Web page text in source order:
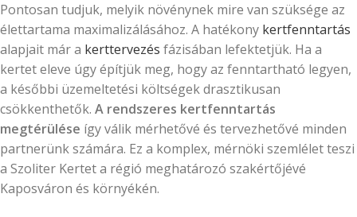
Pontosan tudjuk, melyik növénynek mire van szüksége az
élettartama maximalizálásához. A hatékony kertfenntartás
alapjait már a kerttervezés fázisában lefektetjük. Ha a
kertet eleve úgy építjük meg, hogy az fenntartható legyen,
a későbbi üzemeltetési költségek drasztikusan
csökkenthetők. A rendszeres kertfenntartás
megtérülése így válik mérhetővé és tervezhetővé minden
partnerünk számára. Ez a komplex, mérnöki szemlélet teszi
a Szoliter Kertet a régió meghatározó szakértőjévé
Kaposváron és környékén.